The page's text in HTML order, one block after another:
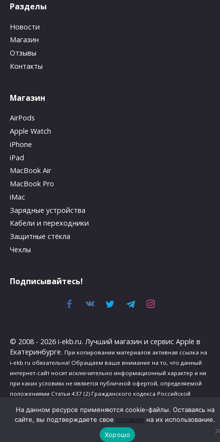
Разделы
Новости
Магазин
Отзывы
Контакты
Магазин
AirPods
Apple Watch
iPhone
iPad
MacBook Air
MacBook Pro
iMac
Зарядные устройства
Кабели и переходники
Защитные стёкла
Чехлы
Подписывайтесь!
© 2008 - 2026 i-ekb.ru. Лучший магазин и сервис Apple в
Екатеринбурге. При копировании материалов активная ссылка на
i-ekb.ru обязательна! Обращаем ваше внимание на то, что данный
интернет-сайт носит исключительно информационный характер и ни
при каких условиях не является публичной офертой, определяемой
положениями Статьи 437 (2) Гражданского кодекса Российской
Политика в отношении обработки персональных данных .
Сведения о реализуемых требованиях к защите персональных
На данном ресурсе применяются cookie-файлы. Оставаясь на
сайте, вы подтверждаете свое согласие на их использование.
Хорошо